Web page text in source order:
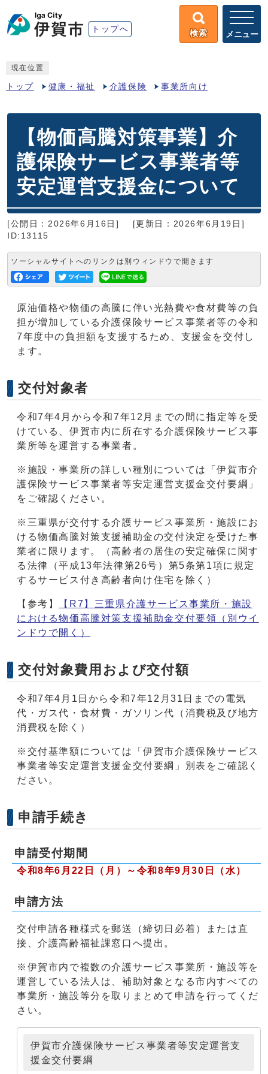
トップへ 検索 メニュー
現在位置
トップ 健康・福祉 介護保険 事業所向け
【物価高騰対策事業】介
護保険サービス事業者等
安定運営支援金について
[公開日：2026年6月16日]
[更新日：2026年6月19日]
ID:13115
ソーシャルサイトへのリンクは別ウィンドウで開きます
原油価格や物価の高騰に伴い光熱費や食材費等の負
担が増加している介護保険サービス事業者等の令和
7年度中の負担額を支援するため、支援金を交付し
ます。
交付対象者
令和7年4月から令和7年12月までの間に指定等を受
けている、伊賀市内に所在する介護保険サービス事
業所等を運営する事業者。
※施設・事業所の詳しい種別については「伊賀市介
護保険サービス事業者等安定運営支援金交付要綱」
をご確認ください。
※三重県が交付する介護サービス事業所・施設にお
ける物価高騰対策支援補助金の交付決定を受けた事
業者に限ります。（高齢者の居住の安定確保に関す
る法律（平成13年法律第26号）第5条第1項に規定
するサービス付き高齢者向け住宅を除く）
【参考】
【R7】三重県介護サービス事業所・施設
における物価高騰対策支援補助金交付要領 （別ウイ
ンドウで開く）
交付対象費用および交付額
令和7年4月1日から令和7年12月31日までの電気
代・ガス代・食材費・ガソリン代（消費税及び地方
消費税を除く）
※交付基準額については「伊賀市介護保険サービス
事業者等安定運営支援金交付要綱」別表をご確認く
ださい。
申請手続き
申請受付期間
令和8年6月22日（月）～ 令和8年9月30日（水）
申請方法
交付申請各種様式を郵送（締切日必着）または直
接、介護高齢福祉課窓口へ提出。
※伊賀市内で複数の介護サービス事業所・施設等を
運営している法人は、補助対象となる市内すべての
事業所・施設等分を取りまとめて申請を行ってくだ
さい。
伊賀市介護保険サービス事業者等安定運営支
援金交付要綱